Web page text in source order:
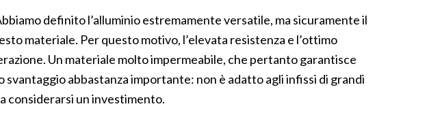
definito l’alluminio estremamente versatile, ma sicuramente il
materiale. Per questo motivo, l’elevata resistenza e l’ottimo
Un materiale molto impermeabile, che pertanto garantisce
abbastanza importante: non è adatto agli infissi di grandi
considerarsi un investimento.